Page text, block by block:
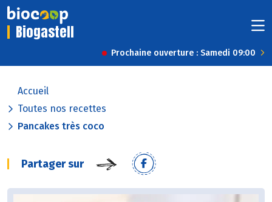
Biogastell
Prochaine ouverture : Samedi 09:00
Accueil
Toutes nos recettes
Pancakes très coco
Partager sur